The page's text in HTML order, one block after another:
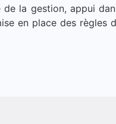
la gestion, appui
en place des règles